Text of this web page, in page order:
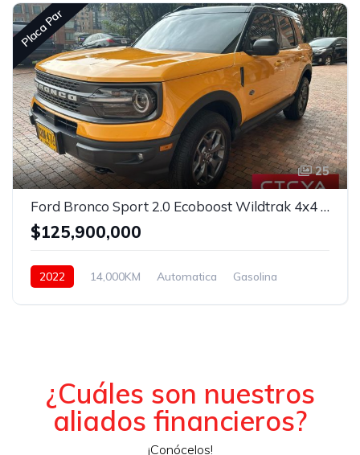
Placa Par
25
Ford Bronco Sport 2.0 Ecoboost Wildtrak 4x4 Automatico
$125,900,000
2022 14,000KM Automatica
Gasolina
¿Cuáles son nuestros
aliados financieros?
¡Conócelos!